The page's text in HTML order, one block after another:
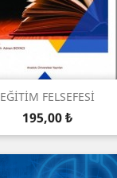
EĞİTİM FELSEFESİ
Preis
195,00 ₺